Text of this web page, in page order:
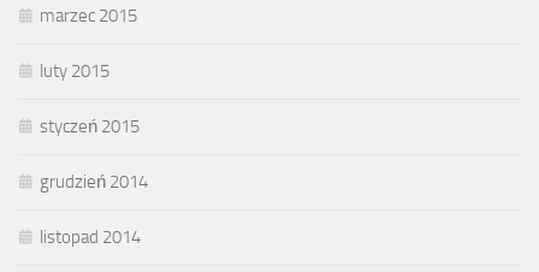
marzec 2015
luty 2015
styczeń 2015
grudzień 2014
listopad 2014